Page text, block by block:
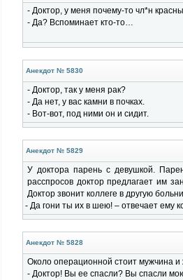
- Доктор, у меня почему-то чл*н
- Да? Вспоминает кто-то…
Анекдот № 5830
- Доктор, так у меня рак?
- Да нет, у вас камни в почках.
- Вот-вот, под ними он и сидит.
Анекдот № 5829
У доктора парень с девушкой.
расспросов доктор предлагает им
Доктор звонит коллеге в другую
- Да гони ты их в шею! – отвечает ему
Анекдот № 5828
Около операционной стоит мужчина
- Доктор! Вы ее спасли? Вы спасли